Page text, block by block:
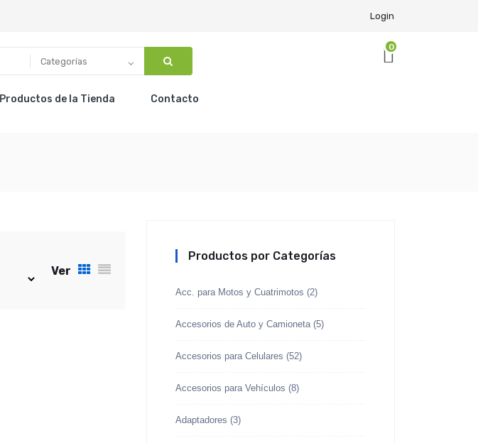
Login
Categorías
0
Productos de la Tienda Contacto
Ver
Productos por Categorías
Acc. para Motos y Cuatrimotos (2)
Accesorios de Auto y Camioneta (5)
Accesorios para Celulares (52)
Accesorios para Vehículos (8)
Adaptadores (3)